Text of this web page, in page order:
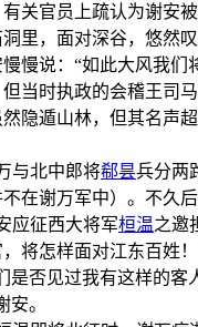
关官员上疏认为谢安
里，面对深谷，悠然
慢说：“如此大风我
当时执政的会稽王司
隐遁山林，但其名声
与北中郎将郗昙兵分两
在谢万军中）。不久
应征西大将军桓温之邀
将怎样面对江东百姓
是否见过我有这样的
安。